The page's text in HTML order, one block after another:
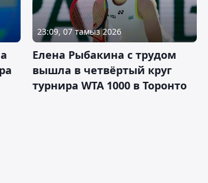
23:09, 07 тамыз 2026
Елена Рыбакина с трудом
вышла в четвёртый круг
турнира WTA 1000 в Торонто